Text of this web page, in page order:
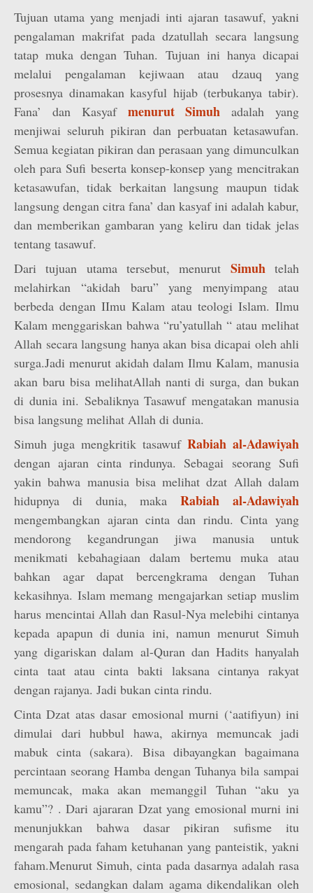
Tujuan utama yang menjadi inti ajaran tasawuf, yakni
pengalaman makrifat pada dzatullah secara langsung
tatap muka dengan Tuhan. Tujuan ini hanya dicapai
melalui pengalaman kejiwaan atau dzauq yang
prosesnya dinamakan kasyful hijab (terbukanya tabir).
Fana’ dan Kasyaf menurut Simuh adalah yang
menjiwai seluruh pikiran dan perbuatan ketasawufan.
Semua kegiatan pikiran dan perasaan yang dimunculkan
oleh para Sufi beserta konsep-konsep yang mencitrakan
ketasawufan, tidak berkaitan langsung maupun tidak
langsung dengan citra fana’ dan kasyaf ini adalah kabur,
dan memberikan gambaran yang keliru dan tidak jelas
tentang tasawuf.
Dari tujuan utama tersebut, menurut Simuhtelah
melahirkan “akidah baru” yang menyimpang atau
berbeda dengan IImu Kalam atau teologi Islam. Ilmu
Kalam menggariskan bahwa “ru’yatullah “ atau melihat
Allah secara langsung hanya akan bisa dicapai oleh ahli
surga.Jadi menurut akidah dalam Ilmu Kalam, manusia
akan baru bisa melihatAllah nanti di surga, dan bukan
di dunia ini. Sebaliknya Tasawuf mengatakan manusia
bisa langsung melihat Allah di dunia.
Simuh juga mengkritik tasawuf Rabiah al-Adawiyah
dengan ajaran cinta rindunya. Sebagai seorang Sufi
yakin bahwa manusia bisa melihat dzat Allah dalam
hidupnya di dunia, makaRabiah al-Adawiyah
mengembangkan ajaran cinta dan rindu. Cinta yang
mendorong kegandrungan jiwa manusia untuk
menikmati kebahagiaan dalam bertemu muka atau
bahkan agar dapat bercengkrama dengan Tuhan
kekasihnya. Islam memang mengajarkan setiap muslim
harus mencintai Allah dan Rasul-Nya melebihi cintanya
kepada apapun di dunia ini, namun menurut Simuh
yang digariskan dalam al-Quran dan Hadits hanyalah
cinta taat atau cinta bakti laksana cintanya rakyat
dengan rajanya. Jadi bukan cinta rindu.
Cinta Dzat atas dasar emosional murni (‘aatifiyun) ini
dimulai dari hubbul hawa, akirnya memuncak jadi
mabuk cinta (sakara). Bisa dibayangkan bagaimana
percintaan seorang Hamba dengan Tuhanya bila sampai
memuncak, maka akan memanggil Tuhan “aku ya
kamu”? . Dari ajararan Dzat yang emosional murni ini
menunjukkan bahwa dasar pikiran sufisme itu
mengarah pada faham ketuhanan yang panteistik, yakni
faham.Menurut Simuh, cinta pada dasarnya adalah rasa
emosional, sedangkan dalam agama dikendalikan oleh